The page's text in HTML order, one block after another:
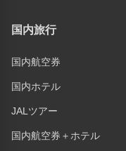
国内旅行
国内航空券
国内ホテル
JALツアー
国内航空券＋ホテル